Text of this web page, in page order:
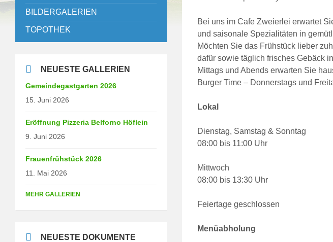
Bei uns im Cafe Zweierlei erwartet
und saisonale Spezialitäten in
Möchten Sie das Frühstück lieber
dafür sowie täglich frisches Gebäck
Mittags und Abends erwarten Sie
Burger Time – Donnerstags und
Lokal
Dienstag, Samstag & Sonntag
08:00 bis 11:00 Uhr
Mittwoch
08:00 bis 13:30 Uhr
Feiertage geschlossen
Menüabholung
BILDERGALERIEN
TOPOTHEK
NEUESTE GALLERIEN
Gemeindegastgarten 2026
15. Juni 2026
Eröffnung Pizzeria Belforno Höflein
9. Juni 2026
Frauenfrühstück 2026
11. Mai 2026
MEHR GALLERIEN
NEUESTE DOKUMENTE